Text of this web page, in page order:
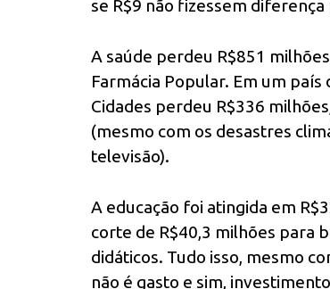
se R$9 não fizessem
A saúde perdeu R$851
Farmácia Popular. Em um
Cidades perdeu R$336
(mesmo com os desastres
televisão).
A educação foi atingida em
corte de R$40,3 milhões para
didáticos. Tudo isso, mesmo
não é gasto e sim,